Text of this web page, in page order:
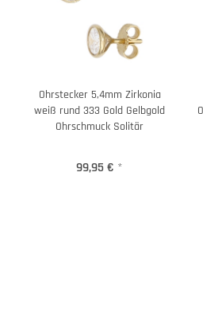
Ohrstecker 5,4mm Zirkonia
weiß rund 333 Gold Gelbgold
Ohrschmuck Solitär
99,95 € *